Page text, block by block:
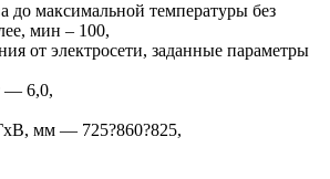
до максимальной температуры без
мин – 100,
от электросети, заданные параметры
— 6,0,
мм — 725?860?825,